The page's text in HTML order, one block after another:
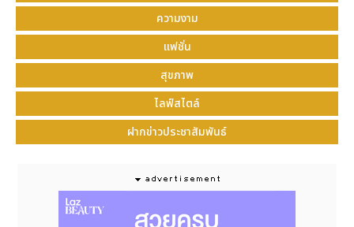
https://www.youtube.com/watch?
v=R4IuHt6lMoU
นอกจากนี้ เมืองโกโตะได้เริ่มจัดทำวิดีโอ “Media
Footage” ที่บันทึกภาพทิวทัศน์อันงดงาม อาคาร
ประวัติศาสตร์ และกิจกรรมเชิงประสบการณ์ต่าง ๆ ของหมู่
เกาะโกโตะ เพื่อให้องค์กรสื่อนำไปใช้งานได้สะดวกยิ่งขึ้น
https://www.youtube.com/watch?v=6o-
แนวโน้มในอนาคต
เมืองโกโตะ จังหวัดนางาซากิ จะเดินหน้าโปรโมต
ความงาม
แฟชั่น
สุขภาพ
ไลฟ์สไตล์
ฝากข่าวประชาสัมพันธ์